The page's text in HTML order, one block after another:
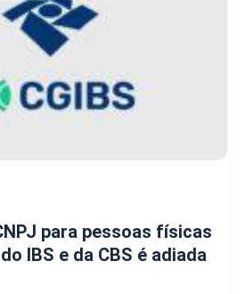
para pessoas físicas
IBS e da CBS é adiada